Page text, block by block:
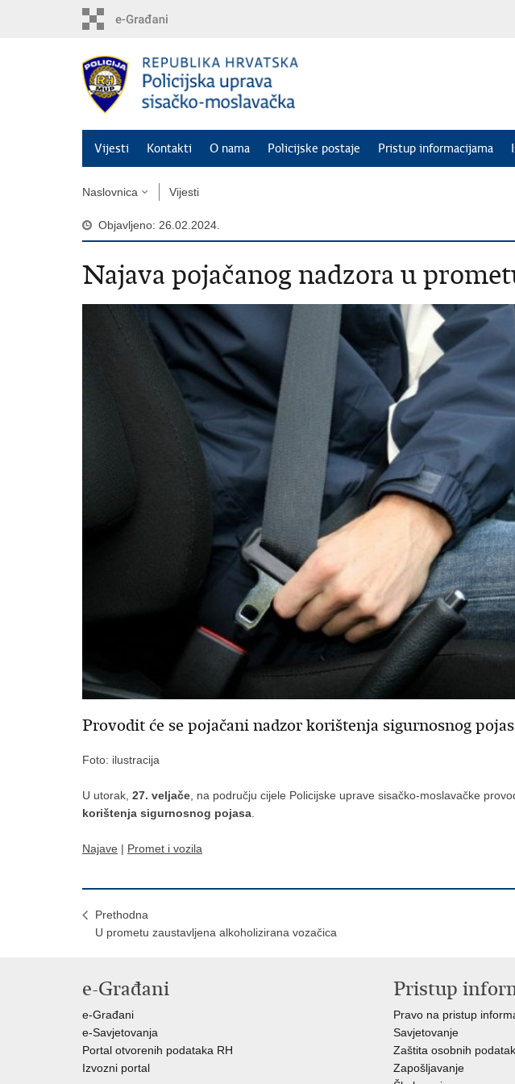
Vijesti Kontakti O nama Policijske postaje Pristup informacijama
Naslovnica Vijesti
Objavljeno: 26.02.2024.
Najava pojačanog nadzora u
Provodit će se pojačani nadzor korištenja sigurnosnog
Foto: ilustracija
U utorak, 27. veljače , na području cijele Policijske uprave sisačko-moslavačke
korištenja sigurnosnog pojasa
Najave | Promet i vozila
Prethodna
U prometu zaustavljena alkoholizirana vozačica
e-Građani
e-Građani
e-Savjetovanja
Portal otvorenih podataka RH
Izvozni portal
Pristup
Pravo na pristup
Savjetovanje
Zaštita osobnih
Zapošljavanje